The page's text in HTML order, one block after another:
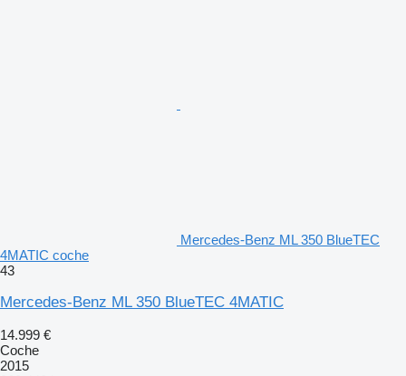
Mercedes-Benz ML 350 BlueTEC
4MATIC coche
43
Mercedes-Benz ML 350 BlueTEC 4MATIC
14.999 €
Coche
2015